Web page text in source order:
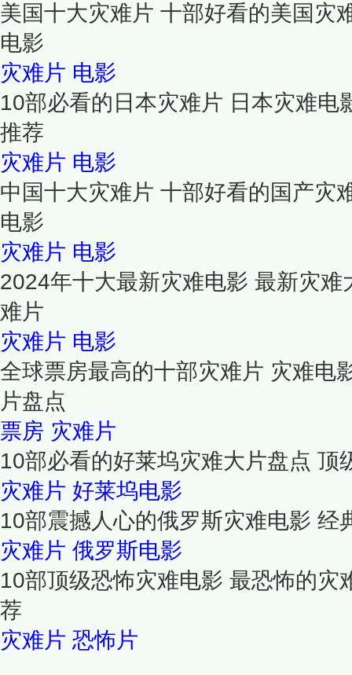
美国十大灾难片 十部好看的美国灾
电影
灾难片 电影
10部必看的日本灾难片 日本灾难电
推荐
灾难片 电影
中国十大灾难片 十部好看的国产灾
电影
灾难片 电影
2024年十大最新灾难电影 最新灾
难片
灾难片 电影
全球票房最高的十部灾难片 灾难电
片盘点
票房 灾难片
10部必看的好莱坞灾难大片盘点 顶
灾难片 好莱坞电影
10部震撼人心的俄罗斯灾难电影 经
灾难片 俄罗斯电影
10部顶级恐怖灾难电影 最恐怖的灾
荐
灾难片 恐怖片